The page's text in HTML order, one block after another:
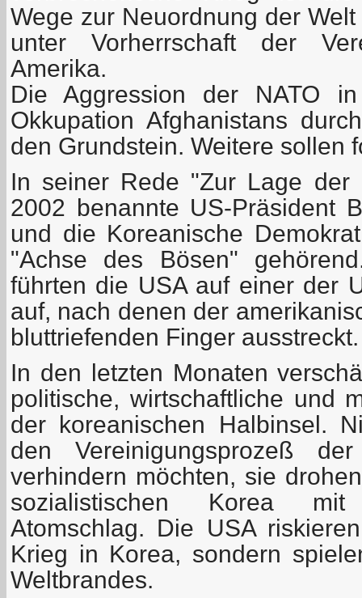
Wege zur Neuordnung der
unter Vorherrschaft der
Amerika.
Die Aggression der NATO
Okkupation Afghanistans
den Grundstein. Weitere sollen
In seiner Rede "Zur Lage der
2002 benannte US-Präsident
und die Koreanische
"Achse des Bösen"
führten die USA auf einer der
auf, nach denen der
bluttriefenden Finger ausstreckt.
In den letzten Monaten
politische, wirtschaftliche und
der koreanischen Halbinsel.
den Vereinigungsprozeß
verhindern möchten, sie
sozialistischen Korea
Atomschlag. Die USA
Krieg in Korea, sondern
Weltbrandes.